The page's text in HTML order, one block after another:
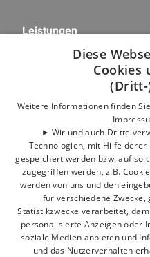
Leistungen
Kundenservice
Standorte
Berlin
Diese
Cookies
(Dritt-
Weitere Informationen finden
Wir und auch Dritte
Technologien, mit Hilfe
gespeichert werden bzw. auf
zugegriffen werden, z.B.
werden von uns und den
für verschiedene
Statistikzwecke verarbeitet,
personalisierte Anzeigen oder
soziale Medien anbieten und
und das Nutzerverhalten